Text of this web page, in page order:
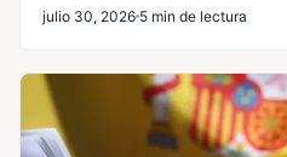
julio 30, 2026 5 min de lectura